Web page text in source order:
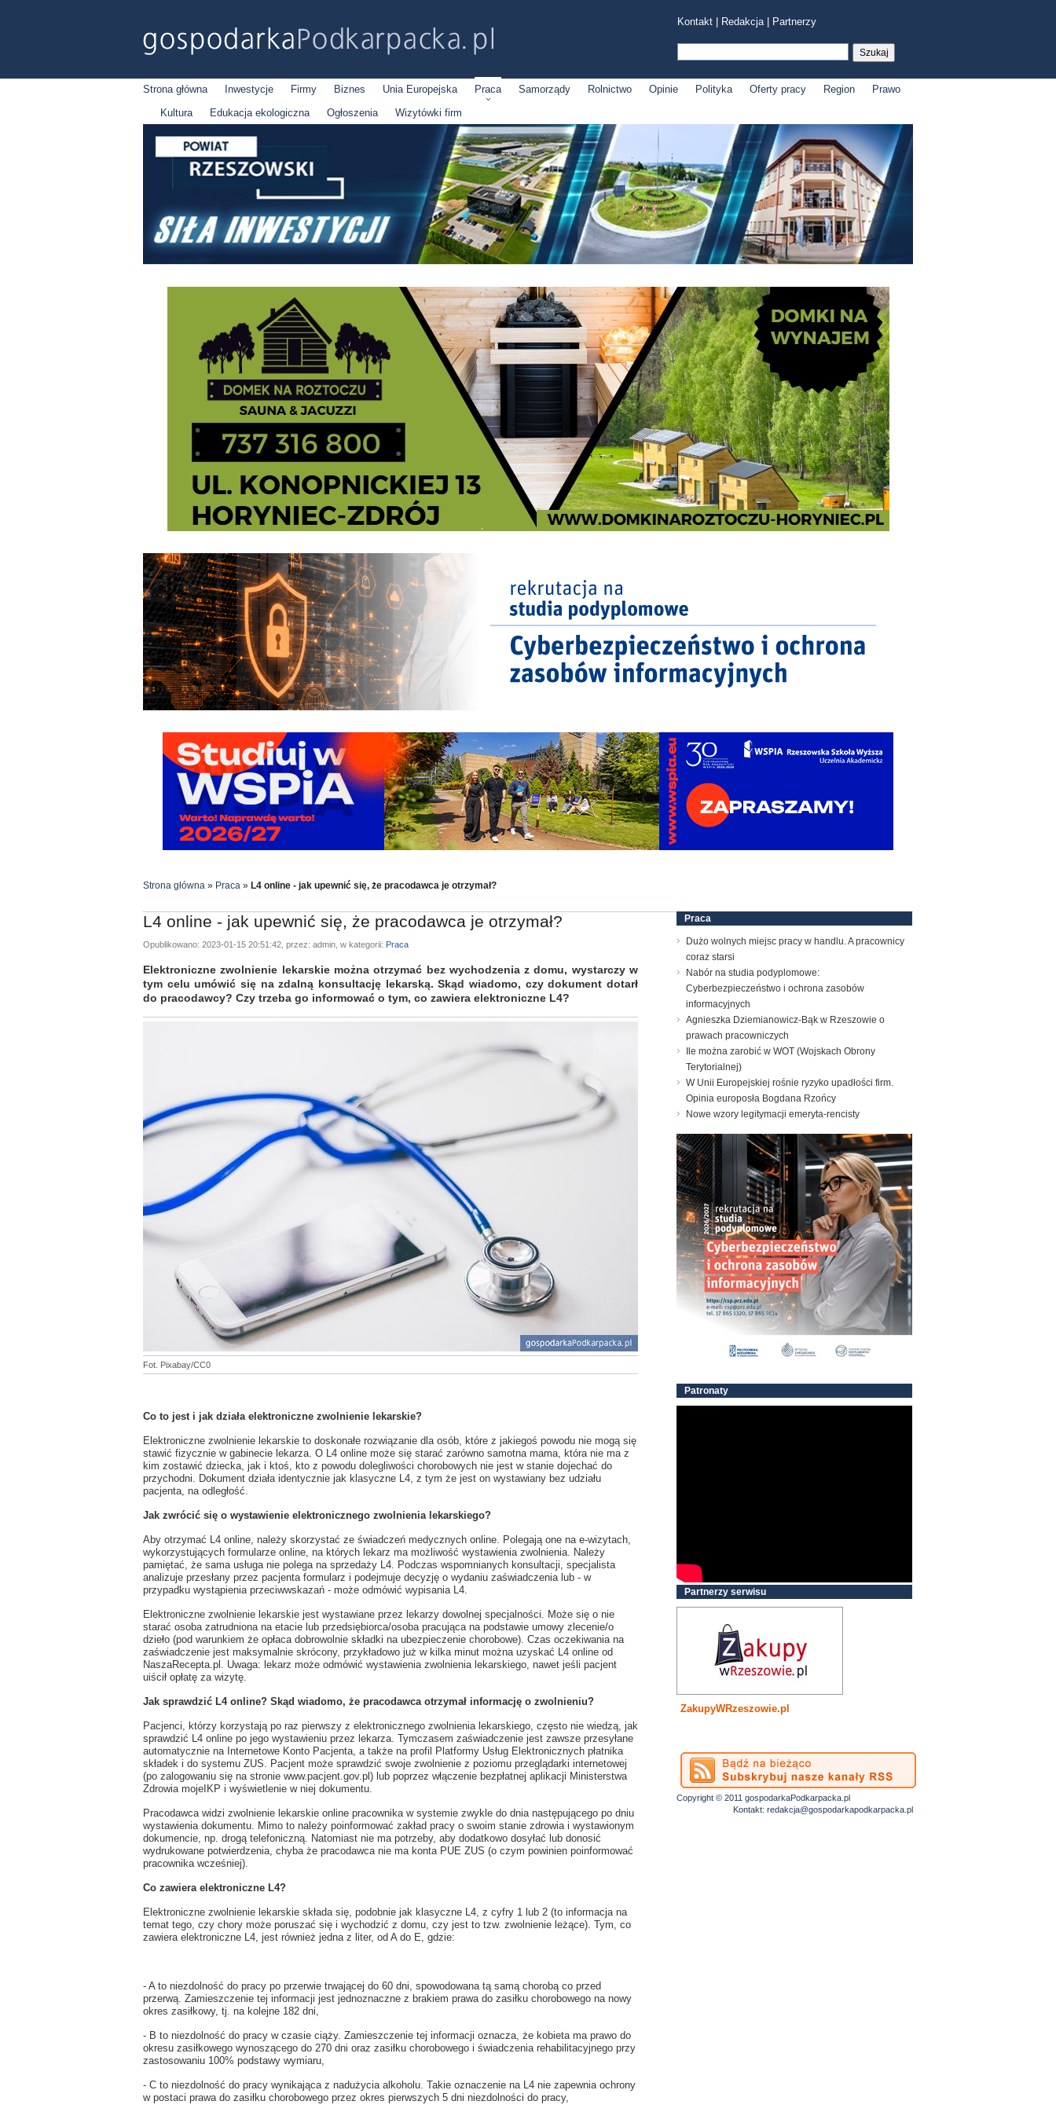
Kontakt Redakcja| Partnerzy
Strona główna Inwestycje Firmy Biznes Unia Europejska Praca Samorządy Rolnictwo Opinie Polityka Oferty pracy Region
Prawo
Kultura
Edukacja ekologiczna Ogłoszenia Wizytówki firm
Strona główna » Praca » L4 online - jak upewnić się, że pracodawca je otrzymał?
L4 online - jak upewnić się, że pracodawca je otrzymał?
Opublikowano: 2023-01-15 20:51:42, przez: admin, w kategorii: Praca
Elektroniczne zwolnienie lekarskie można otrzymać bez wychodzenia z domu, wystarczy w
tym celu umówić się na zdalną konsultację lekarską. Skąd wiadomo, czy dokument dotarł
do pracodawcy? Czy trzeba go informować o tym, co zawiera elektroniczne L4?
Fot. Pixabay/CC0
Co to jest i jak działa elektroniczne zwolnienie lekarskie?
Elektroniczne zwolnienie lekarskie to doskonałe rozwiązanie dla osób, które z jakiegoś powodu nie mogą się
stawić fizycznie w gabinecie lekarza. O L4 online może się starać zarówno samotna mama, która nie ma z
kim zostawić dziecka, jak i ktoś, kto z powodu dolegliwości chorobowych nie jest w stanie dojechać do
przychodni. Dokument działa identycznie jak klasyczne L4, z tym że jest on wystawiany bez udziału
pacjenta, na odległość.
Jak zwrócić się o wystawienie elektronicznego zwolnienia lekarskiego?
Aby otrzymać L4 online, należy skorzystać ze świadczeń medycznych online. Polegają one na e-wizytach,
wykorzystujących formularze online, na których lekarz ma możliwość wystawienia zwolnienia. Należy
pamiętać, że sama usługa nie polega na sprzedaży L4. Podczas wspomnianych konsultacji, specjalista
analizuje przesłany przez pacjenta formularz i podejmuje decyzję o wydaniu zaświadczenia lub - w
przypadku wystąpienia przeciwwskazań - może odmówić wypisania L4.
Elektroniczne zwolnienie lekarskie jest wystawiane przez lekarzy dowolnej specjalności. Może się o nie
starać osoba zatrudniona na etacie lub przedsiębiorca/osoba pracująca na podstawie umowy zlecenie/o
dzieło (pod warunkiem że opłaca dobrowolnie składki na ubezpieczenie chorobowe). Czas oczekiwania na
zaświadczenie jest maksymalnie skrócony, przykładowo już w kilka minut można uzyskać L4 online od
NaszaRecepta.pl. Uwaga: lekarz może odmówić wystawienia zwolnienia lekarskiego, nawet jeśli pacjent
uiścił opłatę za wizytę.
Jak sprawdzić L4 online? Skąd wiadomo, że pracodawca otrzymał informację o zwolnieniu?
Pacjenci, którzy korzystają po raz pierwszy z elektronicznego zwolnienia lekarskiego, często nie wiedzą, jak
sprawdzić L4 online po jego wystawieniu przez lekarza. Tymczasem zaświadczenie jest zawsze przesyłane
automatycznie na Internetowe Konto Pacjenta, a także na profil Platformy Usług Elektronicznych płatnika
składek i do systemu ZUS. Pacjent może sprawdzić swoje zwolnienie z poziomu przeglądarki internetowej
(po zalogowaniu się na stronie www.pacjent.gov.pl) lub poprzez włączenie bezpłatnej aplikacji Ministerstwa
Zdrowia mojeIKP i wyświetlenie w niej dokumentu.
Pracodawca widzi zwolnienie lekarskie online pracownika w systemie zwykle do dnia następującego po dniu
wystawienia dokumentu. Mimo to należy poinformować zakład pracy o swoim stanie zdrowia i wystawionym
dokumencie, np. drogą telefoniczną. Natomiast nie ma potrzeby, aby dodatkowo dosyłać lub donosić
wydrukowane potwierdzenia, chyba że pracodawca nie ma konta PUE ZUS (o czym powinien poinformować
pracownika wcześniej).
Co zawiera elektroniczne L4?
Elektroniczne zwolnienie lekarskie składa się, podobnie jak klasyczne L4, z cyfry 1 lub 2 (to informacja na
temat tego, czy chory może poruszać się i wychodzić z domu, czy jest to tzw. zwolnienie leżące). Tym, co
zawiera elektroniczne L4, jest również jedna z liter, od A do E, gdzie:
- A to niezdolność do pracy po przerwie trwającej do 60 dni, spowodowana tą samą chorobą co przed
przerwą. Zamieszczenie tej informacji jest jednoznaczne z brakiem prawa do zasiłku chorobowego na nowy
okres zasiłkowy, tj. na kolejne 182 dni,
- B to niezdolność do pracy w czasie ciąży. Zamieszczenie tej informacji oznacza, że kobieta ma prawo do
okresu zasiłkowego wynoszącego do 270 dni oraz zasiłku chorobowego i świadczenia rehabilitacyjnego przy
zastosowaniu 100% podstawy wymiaru,
- C to niezdolność do pracy wynikająca z nadużycia alkoholu. Takie oznaczenie na L4 nie zapewnia ochrony
w postaci prawa do zasiłku chorobowego przez okres pierwszych 5 dni niezdolności do pracy,
Praca
Dużo wolnych miejsc pracy w handlu. A pracownicy
coraz starsi
Nabór na studia podyplomowe:
Cyberbezpieczeństwo i ochrona zasobów
informacyjnych
Agnieszka Dziemianowicz-Bąk w Rzeszowie o
prawach pracowniczych
Ile można zarobić w WOT (Wojskach Obrony
Terytorialnej)
W Unii Europejskiej rośnie ryzyko upadłości firm.
Opinia europosła Bogdana Rzońcy
Nowe wzory legitymacji emeryta-rencisty
Patronaty
Partnerzy serwisu
ZakupyWRzeszowie.pl
Copyright © 2011 gospodarkaPodkarpacka.pl
Kontakt: redakcja@gospodarkapodkarpacka.pl